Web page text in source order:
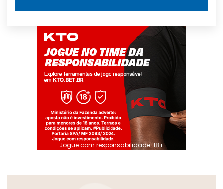
Jogue com responsabilidade. 18+